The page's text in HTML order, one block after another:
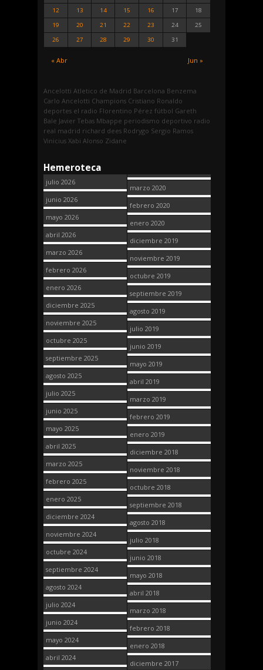
« Abr Jun »
12
13 14 15 16 17
18
19
20 21 22 23 24
25
26
27 28 29 30 31
Ancelotti Atletico de Madrid Barcelona Benzema
Carlo Ancelotti Champions Cristiano Ronaldo
deportes el radio Florentino Pérez fútbol Gareth
Bale Javier Tebas Mbappe periodismo deportivo radio
real madrid richard dees Rodrygo Sergio Ramos
Vinicius Xabi Alonso Zidane
Hemeroteca
julio 2026
junio 2026
mayo 2026
abril 2026
marzo 2026
febrero 2026
enero 2026
diciembre 2025
noviembre 2025
octubre 2025
septiembre 2025
agosto 2025
julio 2025
junio 2025
mayo 2025
abril 2025
marzo 2025
febrero 2025
enero 2025
diciembre 2024
noviembre 2024
octubre 2024
septiembre 2024
agosto 2024
julio 2024
junio 2024
mayo 2024
abril 2024
marzo 2020
febrero 2020
enero 2020
diciembre 2019
noviembre 2019
octubre 2019
septiembre 2019
agosto 2019
julio 2019
junio 2019
mayo 2019
abril 2019
marzo 2019
febrero 2019
enero 2019
diciembre 2018
noviembre 2018
octubre 2018
septiembre 2018
agosto 2018
julio 2018
junio 2018
mayo 2018
abril 2018
marzo 2018
febrero 2018
enero 2018
diciembre 2017